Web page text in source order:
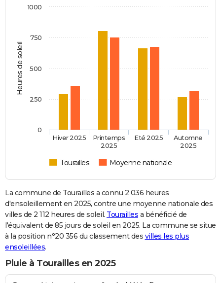
Heures de soleil
Tourailles Moyenne nationale
Hiver 2025
Printemps
2025
Eté 2025
Automne
2025
0
250
500
750
1000
La commune de Tourailles a connu 2 036 heures
d'ensoleillement en 2025, contre une moyenne nationale des
villes de 2 112 heures de soleil. Tourailles a bénéficié de
l'équivalent de 85 jours de soleil en 2025. La commune se situe
à la position n°20 356 du classement des villes les plus
ensoleillées.
Pluie à Tourailles en 2025